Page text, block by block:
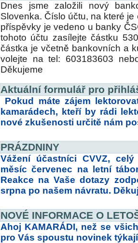
Dnes jsme založili nový
Slovenka. Číslo účtu, na které
příspěvky je vedeno u banky
tohoto účtu zasílejte částku
částka je včetně bankovních a
volejte na tel: 603183603
Děkujeme
Aktuální formulář pro
Pokud máte zájem
kamarádech, kteří by rádi
nové zkušenosti určitě nám
PRÁZDNINY
Vážení účastníci CVVZ,
měsíc červenec na letní
Reakce na Vaše dotazy
srpna po našem návratu.
NOVÉ INFORMACE O
Ahoj KAMARÁDI, než se
pro Vás spoustu novinek